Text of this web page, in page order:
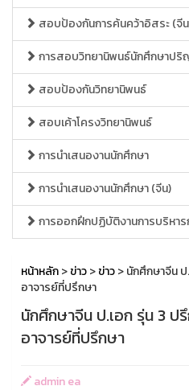
สอบป้องกันการค้นคว้าอิสระ (จี
การสอบวิทยานิพนธ์นักศึกษาปริ
สอบป้องกันวิทยานิพนธ์
สอบเค้าโครงวิทยานิพนธ์
การนำเสนองานนักศึกษา
การนำเสนองานนักศึกษา (จีน)
การออกฝึกปฏิบัติงานการบริหา
หน้าหลัก>ข่าว>ข่าว> นักศึกษาจีน
อาจารย์ที่ปรึกษา
นักศึกษาจีน ป.เอก รุ่น 3
อาจารย์ที่ปรึกษา
admin ea